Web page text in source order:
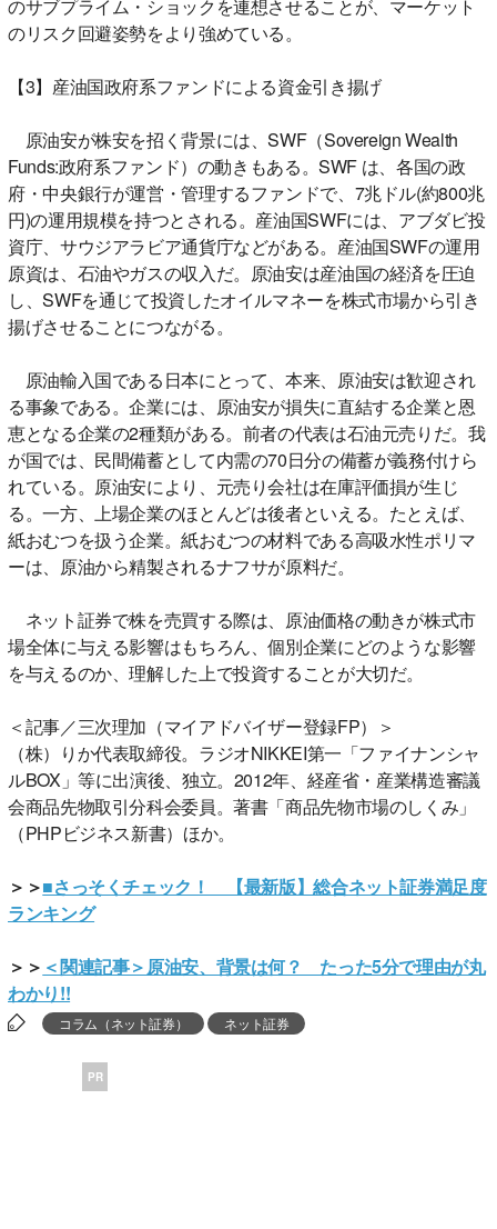
のサブプライム・ショックを連想させることが、マーケット
のリスク回避姿勢をより強めている。
【3】産油国政府系ファンドによる資金引き揚げ
原油安が株安を招く背景には、SWF（Sovereign Wealth
Funds:政府系ファンド）の動きもある。SWF は、各国の政
府・中央銀行が運営・管理するファンドで、7兆ドル(約800兆
円)の運用規模を持つとされる。産油国SWFには、アブダビ投
資庁、サウジアラビア通貨庁などがある。産油国SWFの運用
原資は、石油やガスの収入だ。原油安は産油国の経済を圧迫
し、SWFを通じて投資したオイルマネーを株式市場から引き
揚げさせることにつながる。
原油輸入国である日本にとって、本来、原油安は歓迎され
る事象である。企業には、原油安が損失に直結する企業と恩
恵となる企業の2種類がある。前者の代表は石油元売りだ。我
が国では、民間備蓄として内需の70日分の備蓄が義務付けら
れている。原油安により、元売り会社は在庫評価損が生じ
る。一方、上場企業のほとんどは後者といえる。たとえば、
紙おむつを扱う企業。紙おむつの材料である高吸水性ポリマ
ーは、原油から精製されるナフサが原料だ。
ネット証券で株を売買する際は、原油価格の動きが株式市
場全体に与える影響はもちろん、個別企業にどのような影響
を与えるのか、理解した上で投資することが大切だ。
＜記事／三次理加（マイアドバイザー登録FP）＞
（株）りか代表取締役。ラジオNIKKEI第一「ファイナンシャ
ルBOX」等に出演後、独立。2012年、経産省・産業構造審議
会商品先物取引分科会委員。著書「商品先物市場のしくみ」
（PHPビジネス新書）ほか。
＞＞■さっそくチェック！ 【最新版】総合ネット証券満足度
ランキング
＞＞ ＜関連記事＞原油安、背景は何？ たった5分で理由が丸
わかり!!
コラム（ネット証券） ネット証券
PR